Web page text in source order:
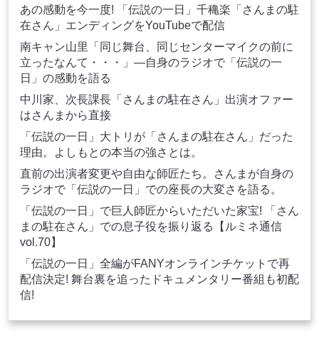
あの感動を今一度! 「伝説の一日」千穐楽「さんまの駐
在さん」エンディングをYouTubeで配信
南キャン山里「同じ舞台、同じセンターマイクの前に
立ったなんて・・・」―自身のラジオで「伝説の一
日」の感動を語る
中川家、次長課長「さんまの駐在さん」出演オファー
はさんまから直接
「伝説の一日」大トリが「さんまの駐在さん」だった
理由。よしもとの本当の強さとは。
直前の出演者変更や自由な師匠たち。さんまが自身の
ラジオで「伝説の一日」での座長の大変さを語る。
「伝説の一日」で巨人師匠からいただいた家宝! 「さん
まの駐在さん」での息子役を振り返る【ルミネ通信
vol.70】
「伝説の一日」全編がFANYオンラインチケットで再
配信決定! 舞台裏を追ったドキュメンタリー番組も初配
信!